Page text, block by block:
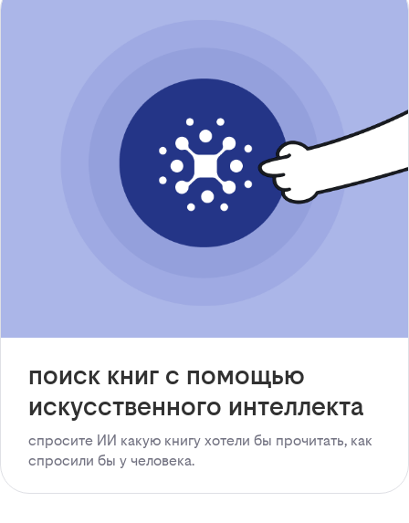
поиск книг с помощью
искусственного интеллекта
спросите ИИ какую книгу хотели бы прочитать, как
спросили бы у человека.